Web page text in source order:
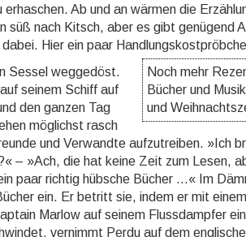
Ab und an wärmen die
nach Kitsch, aber es gibt genügend
Hier ein paar
Noch mehr
Bücher und
und
Sessel weggedöst.
seinem Schiff auf
den ganzen Tag
möglichst rasch
und Verwandte aufzutreiben. »Ich
– »Ach, die hat keine Zeit zum Lesen,
paar richtig hübsche Bücher ...« Im
ein. Er betritt sie, indem er mit
Marlow auf seinem Flussdampfer
vernimmt Perdu auf dem